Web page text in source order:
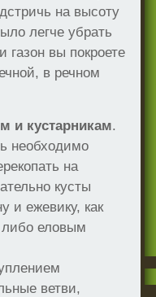
на высоту
легче убрать
газон вы покроете
в речном
и кустарникам.
необходимо
на
кусты
и ежевику, как
либо еловым
ветви,